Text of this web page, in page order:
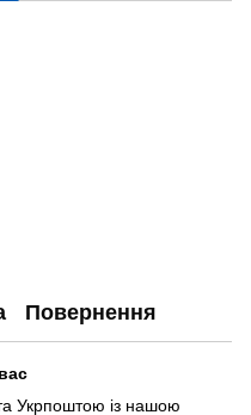
Повернення
Укрпоштою із нашою